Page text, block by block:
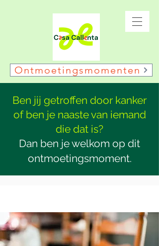
Ontmoetingsmomenten
Ben jij getroffen door kanker
of ben je naaste van iemand
die dat is?
Dan ben je welkom op dit
ontmoetingsmoment.